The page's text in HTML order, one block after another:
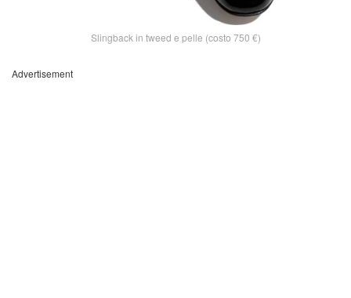
Slingback in tweed e pelle (costo 750 €)
Advertisement